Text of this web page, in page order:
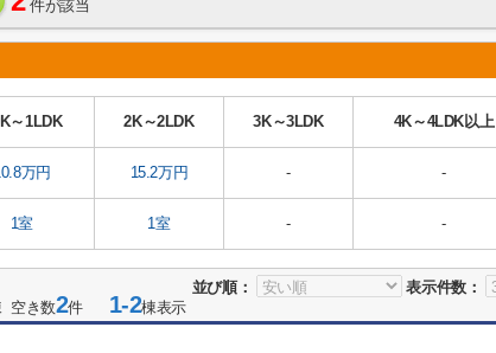
件が該当
～1LDK 2K～2LDK 3K～3LDK 4K～4LDK以上
万円 15.2万円 - -
1室 1室 - -
並び順： 表示件数：
空き数2件 1-2棟表示